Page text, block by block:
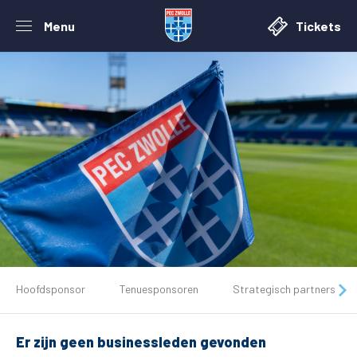
Menu Tickets
Tickets
Matchdays
Hoofdsponsor Tenuesponsoren Strategisch partners
Er zijn geen businessleden gevonden